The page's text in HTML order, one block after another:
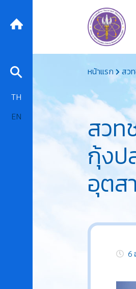
to
content
หน้าแรก สว
สวท
กุ้งป
อุตส
6
TH
EN